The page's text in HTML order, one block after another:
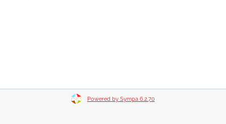
Powered by Sympa 6.2.70